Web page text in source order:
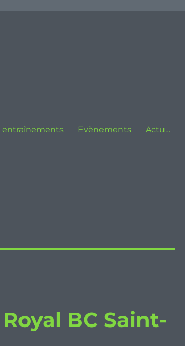
entraînements Evènements Actu…
BC Saint-